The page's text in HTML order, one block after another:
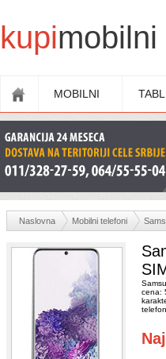
kupimobilni
MOBILNI
Naslovna Mobilni telefoni
cena: